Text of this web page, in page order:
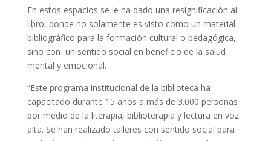
En estos espacios se le ha dado una resignificación al
libro, donde no solamente es visto como un material
bibliográfico para la formación cultural o pedagógica,
sino con un sentido social en beneficio de la salud
mental y emocional.
“Este programa institucional de la biblioteca ha
capacitado durante 15 años a más de 3.000 personas
por medio de la literapia, biblioterapia y lectura en voz
alta. Se han realizado talleres con sentido social para